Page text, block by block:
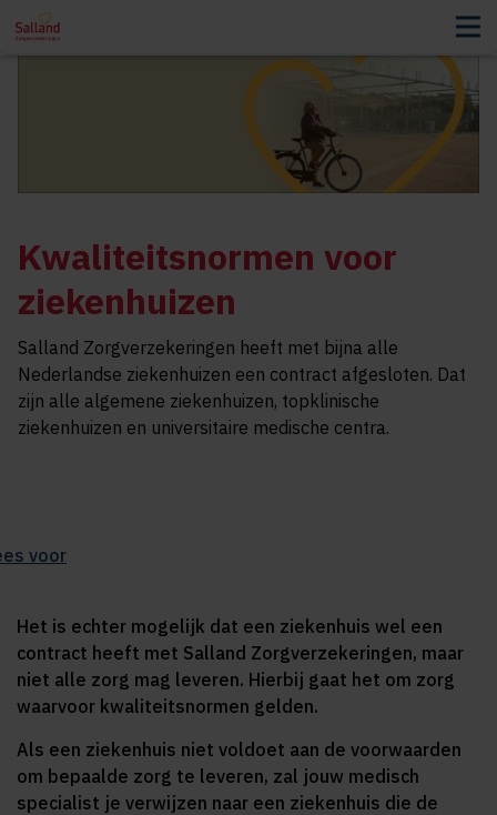
Kwaliteitsnormen voor
ziekenhuizen
Salland Zorgverzekeringen heeft met bijna alle
Nederlandse ziekenhuizen een contract afgesloten. Dat
zijn alle algemene ziekenhuizen, topklinische
ziekenhuizen en universitaire medische centra.
voor
Het is echter mogelijk dat een ziekenhuis wel een
contract heeft met Salland Zorgverzekeringen, maar
niet alle zorg mag leveren. Hierbij gaat het om zorg
waarvoor kwaliteitsnormen gelden.
Als een ziekenhuis niet voldoet aan de voorwaarden
om bepaalde zorg te leveren, zal jouw medisch
specialist je verwijzen naar een ziekenhuis die de